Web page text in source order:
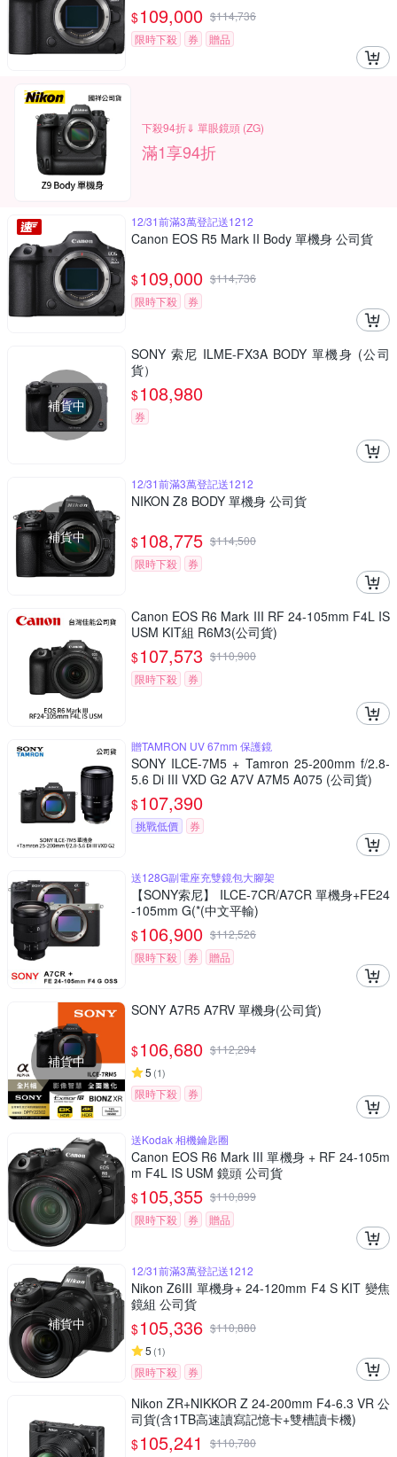
$109,000 $114,736
限時下殺
券 贈品
下殺94折⇓ 單眼鏡頭 (ZG)
滿1享94折
12/31前滿3萬登記送1212
Canon EOS R5 Mark II Body 單機身 公司貨
$109,000 $114,736
限時下殺
券
補貨中
SONY 索尼 ILME-FX3A BODY 單機身 (公司
貨）
$108,980
券
補貨中
12/31前滿3萬登記送1212
NIKON Z8 BODY 單機身 公司貨
$108,775 $114,500
限時下殺
券
Canon EOS R6 Mark III RF 24-105mm F4L IS
USM KIT組 R6M3(公司貨)
$107,573 $110,900
限時下殺
券
贈TAMRON UV 67mm 保護鏡
SONY ILCE-7M5 + Tamron 25-200mm f/2.8-
5.6 Di III VXD G2 A7V A7M5 A075 (公司貨)
$107,390
挑戰低價 券
送128G副電座充雙鏡包大腳架
【SONY索尼】 ILCE-7CR/A7CR 單機身+FE24
-105mm G(*(中文平輸)
$106,900 $112,526
限時下殺
券 贈品
補貨中
SONY A7R5 A7RV 單機身(公司貨)
$106,680 $112,294
5 (1)
限時下殺 券
送Kodak 相機鑰匙圈
Canon EOS R6 Mark III 單機身 + RF 24-105m
m F4L IS USM 鏡頭 公司貨
$105,355 $110,899
限時下殺
券 贈品
補貨中
12/31前滿3萬登記送1212
Nikon Z6III 單機身+ 24-120mm F4 S KIT 變焦
鏡組 公司貨
$105,336 $110,880
5 (1)
限時下殺 券
Nikon ZR+NIKKOR Z 24-200mm F4-6.3 VR 公
司貨(含1TB高速讀寫記憶卡+雙槽讀卡機)
$105,241 $110,780